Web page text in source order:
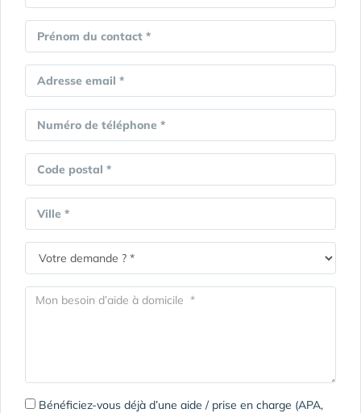
Prénom du contact *
Adresse email *
Numéro de téléphone *
Code postal *
Ville *
Bénéficiez-vous déjà d’une aide / prise en charge (APA,